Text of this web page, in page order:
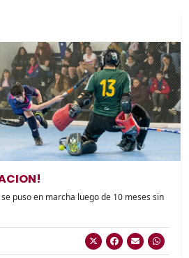
puso en marcha luego de 10 meses sin